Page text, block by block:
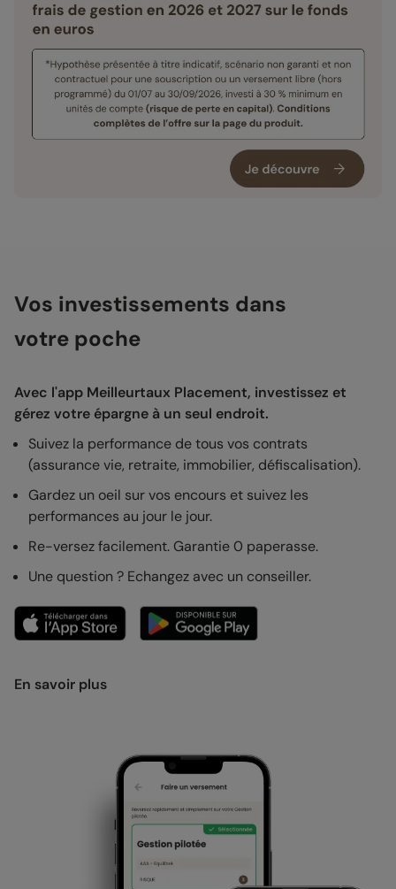
Vos investissements dans
votre poche
Avec l'app Meilleurtaux Placement, investissez et
gérez votre épargne à un seul endroit.
Suivez la performance de tous vos contrats
(assurance vie, retraite, immobilier, défiscalisation).
Gardez un oeil sur vos encours et suivez les
performances au jour le jour.
Re-versez facilement. Garantie 0 paperasse.
Une question ? Echangez avec un conseiller.
En savoir plus